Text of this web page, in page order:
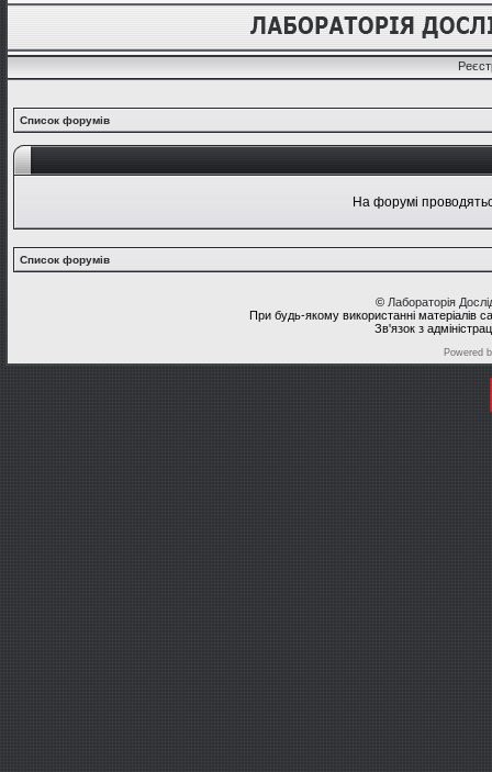
Список форумів
На форумі
Список форумів
© Лабораторія
При будь-якому використанні матеріалів
Зв'язок з
Powered